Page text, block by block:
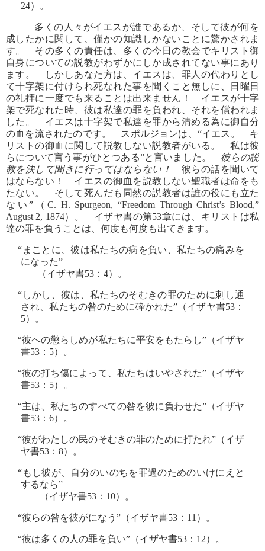
24）。
多くの人々がイエスが誰であるか、そして彼が何を
成したかに関して、僅かの知識しかないことに驚かされま
す。 その多くの責任は、多くの今日の教会でキリスト御
自身についての説教がわずかにしか成されてない事にあり
ます。 しかしあなた方は、イエスは、罪人の代わりとし
て十字架に付けられ死なれた事を聞くこと無しに、日曜日
の礼拝に一度でも来ることは出来ません！ イエスが十字
架で死なれた時、彼は私達の罪を負われ、それを償われま
した。 イエスは十字架で私達を罪から清める為に御自分
の血を流されたのです。 スポルジョンは、“イエス。 キ
リストの御血に関して説教しない説教者がいる。 私は彼
らについて言う事がひとつある”と言いました。 彼らの説
教を決して聞きに行ってはならない！
彼らの話を聞いて
はならない！ イエスの御血を説教しない聖職者は命をも
たない。 そして死んだも同然の説教者は誰の役にも立た
ない”（C. H. Spurgeon, “Freedom Through Christ’s Blood,”
August 2, 1874）。 イザヤ書の第53章には、キリストは私
達の罪を負うことは、何度も何度も出てきます。
“まことに、彼は私たちの病を負い、私たちの痛みを
になった”
（イザヤ書53：4）。
“しかし、彼は、私たちのそむきの罪のために刺し通
され、私たちの咎のために砕かれた”（イザヤ書53：
5）。
“彼への懲らしめが私たちに平安をもたらし”（イザヤ
書53：5）。
“彼の打ち傷によって、私たちはいやされた”（イザヤ
書53：5）。
“主は、私たちのすべての咎を彼に負わせた”（イザヤ
書53：6）。
“彼がわたしの民のそむきの罪のために打たれ”（イザ
ヤ書53：8）。
“もし彼が、自分のいのちを罪過のためのいけにえと
するなら”
（イザヤ書53：10）。
“彼らの咎を彼がになう”（イザヤ書53：11）。
“彼は多くの人の罪を負い”（イザヤ書53：12）。